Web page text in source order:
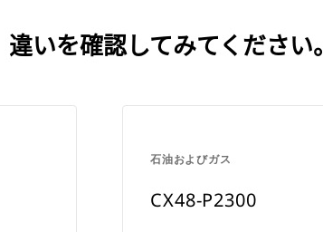
いを確認してみてください。
石油およびガス
CX48-P2300